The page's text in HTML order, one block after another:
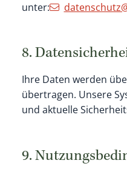
unter:
8.
Ihre Daten werden
übertragen. Unsere
und aktuelle
9.